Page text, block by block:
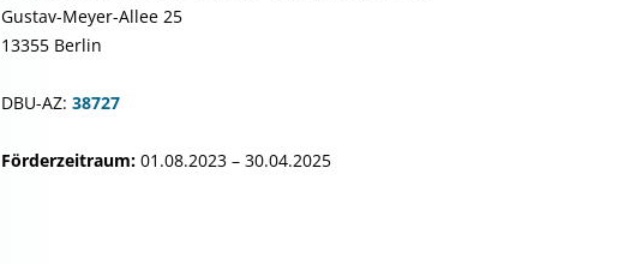
Gustav-Meyer-Allee 25
13355 Berlin
DBU-AZ: 38727
Förderzeitraum: 01.08.2023 – 30.04.2025